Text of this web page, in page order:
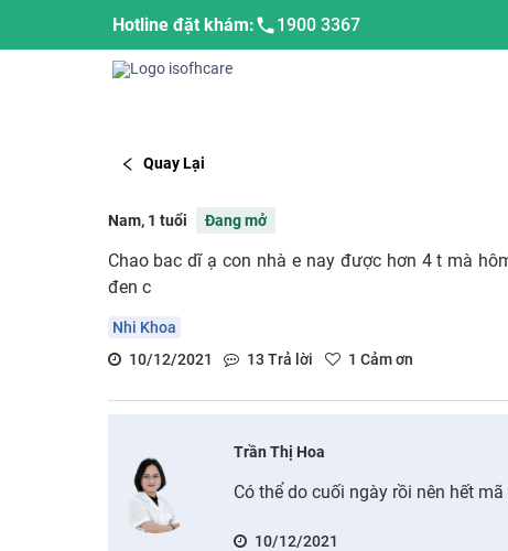
Hotline đặt khám: 1900 3367
Quay Lại
Nam, 1 tuổi Đang mở
Chao bac dĩ ạ con nhà e nay được hơn 4 t mà
đen c
Nhi Khoa
10/12/2021
13 Trả lời 1 Cảm ơn
Trần Thị Hoa
Có thể do cuối ngày rồi nên hết
10/12/2021